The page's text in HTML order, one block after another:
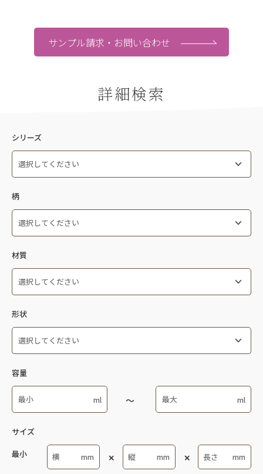
サンプル請求・お問い合わせ
詳細検索
シリーズ
新商品
べあ～
和器 皿
花暦
アレルギー対応食器
ベジタ村
紅彩
潮路
コップ
コップ・カップ
セレンディップ
柄
あかね
あかね内しのぶ
あけぼの
あやめ錦
あんず
あんず内朱
いろづき
うず巻き紋-桃色
材質
ABS
FRP
PBT
PC/PP
PES
PP/ABS
形状
PP蓋カバー
UD食器
クリア食器
コップ・カップ
容量
サイズ
最小